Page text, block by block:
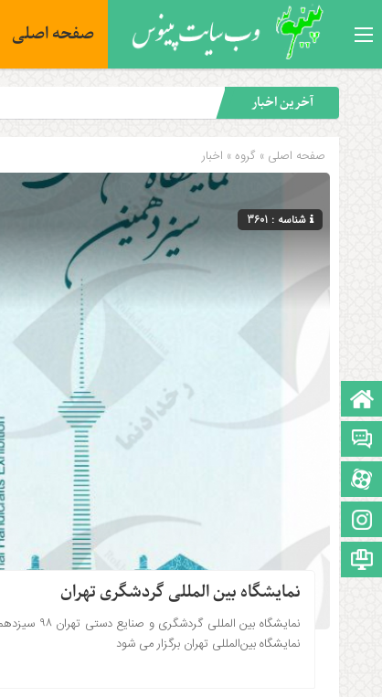
صفحه اصلی
مجوز سایت
آخرین اخبار
صفحه اصلی » گروه » اخبار
شناسه : 3601
نمایشگاه بین المللی گردشگری تهران
نمایشگاه بین‌المللی تهران برگزار می شود